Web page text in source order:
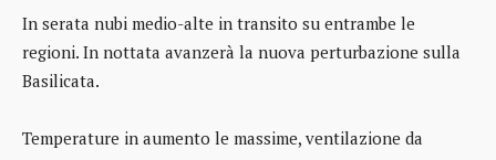
In serata nubi medio-alte in transito su entrambe le
regioni. In nottata avanzerà la nuova perturbazione sulla
Basilicata.
Temperature in aumento le massime, ventilazione da